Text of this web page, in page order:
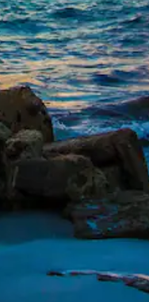
て検索結果を確認すること